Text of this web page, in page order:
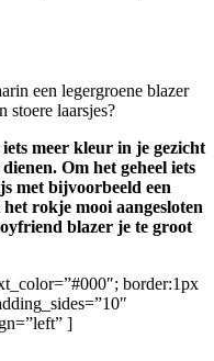
een legergroene blazer
stoere laarsjes?
meer kleur in je gezicht
Om het geheel iets
met bijvoorbeeld een
rokje mooi aangesloten
blazer je te groot
border:1px
]